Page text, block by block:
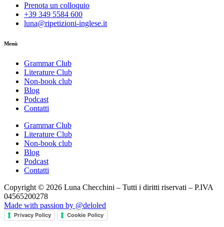
Prenota un colloquio
+39 349 5584 600
luna@ripetizioni-inglese.it
Menù
Grammar Club
Literature Club
Non-book club
Blog
Podcast
Contatti
Grammar Club
Literature Club
Non-book club
Blog
Podcast
Contatti
Copyright © 2026 Luna Checchini – Tutti i diritti riservati – P.IVA
04565200278
Made with passion by @deloled
Privacy Policy Cookie Policy